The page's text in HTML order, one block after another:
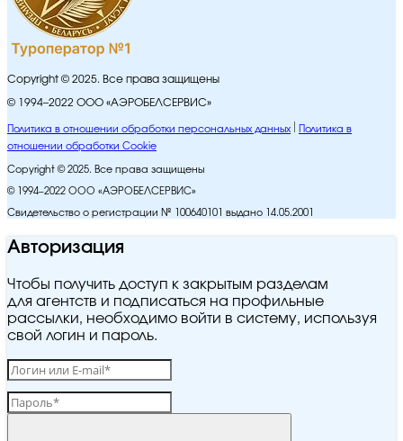
Copyright © 2025. Все права защищены
© 1994–2022 ООО «АЭРОБЕЛСЕРВИС»
Политика в отношении обработки персональных данных
Политика в
отношении обработки Cookie
Copyright © 2025. Все права защищены
© 1994–2022 ООО «АЭРОБЕЛСЕРВИС»
Свидетельство о регистрации № 100640101 выдано 14.05.2001
Авторизация
Чтобы получить доступ к закрытым разделам
для агентств и подписаться на профильные
рассылки, необходимо войти в систему, используя
свой логин и пароль.